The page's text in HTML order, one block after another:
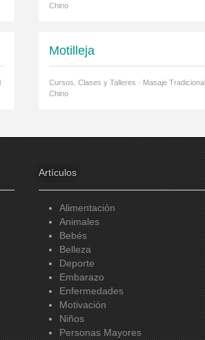
Chino
Motilleja
Cursos, Clases y Talleres · Masaje Tradicional
Chino
Artículos
Alimentación
Animales
Bebés
Belleza
Deporte
Embarazo
Enfermedades
Motivación
Niños
Personas Mayores